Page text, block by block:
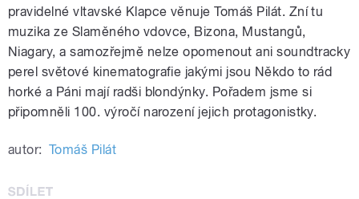
pravidelné vltavské Klapce věnuje Tomáš Pilát. Zní tu
muzika ze Slaměného vdovce, Bizona, Mustangů,
Niagary, a samozřejmě nelze opomenout ani soundtracky
perel světové kinematografie jakými jsou Někdo to rád
horké a Páni mají radši blondýnky. Pořadem jsme si
připomněli 100. výročí narození jejich protagonistky.
autor: Tomáš Pilát